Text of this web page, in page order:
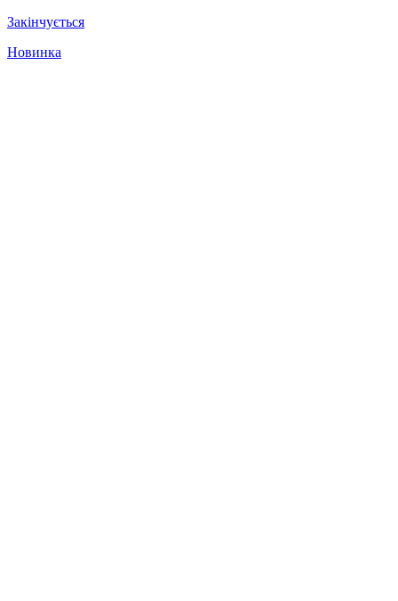
Закінчується
Новинка